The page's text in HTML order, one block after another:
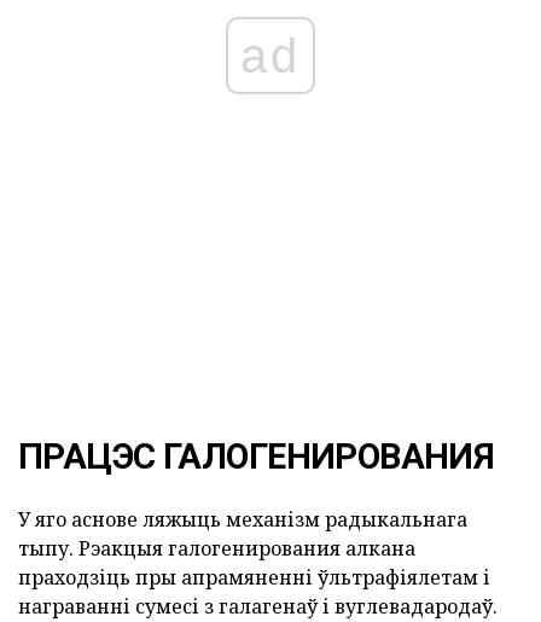
ad
ПРАЦЭС ГАЛОГЕНИРОВАНИЯ
У яго аснове ляжыць механізм радыкальнага
тыпу. Рэакцыя галогенирования алкана
праходзіць пры апрамяненні ўльтрафіялетам і
награванні сумесі з галагенаў і вуглевадародаў.